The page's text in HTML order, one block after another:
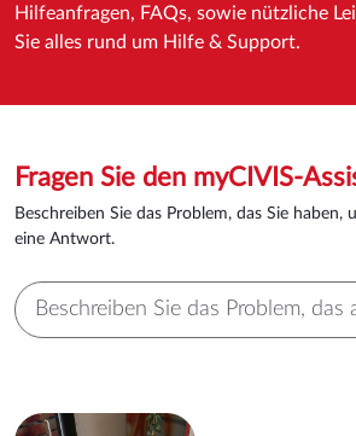
Hilfeanfragen, FAQs, sowie nützliche
Sie alles rund um Hilfe & Support.
Fragen Sie den myCIVIS-
Beschreiben Sie das Problem, das Sie haben,
eine Antwort.